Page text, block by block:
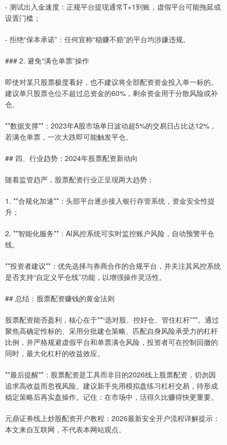
- 测试出入金速度：正规平台提现通常T+1到账，虚假平台可能拖延或
设置门槛；
- 拒绝“保本承诺”：任何宣称“稳赚不赔”的平台均涉嫌违规。
### 2. 避免“满仓单票”操作
即使对某只股票极度看好，也不建议将全部配资资金投入单一标的。
建议单只股票仓位不超过总资金的60%，剩余资金用于分散风险或补
仓。
**数据支撑**：2023年A股市场单日波动超5%的交易日占比达12%，
若满仓单票，一次大跌即可能触发平仓。
## 四、行业趋势：2024年股票配资新动向
随着监管趋严，股票配资行业正呈现两大趋势：
1. **合规化加速**：头部平台逐步接入银行存管系统，资金安全性提
升；
2. **智能化服务**：AI风控系统可实时监控账户风险，自动预警平仓
线。
**投资者建议**：优先选择与券商合作的合规平台，并关注其风控系统
是否支持“自定义平仓线”功能，以增强操作灵活性。
## 总结：股票配资赚钱的黄金法则
股票配资能否盈利，核心在于**“选对股、控好仓、管住杠杆”**。通过
聚焦高确定性标的、采用分批建仓策略、匹配自身风险承受力的杠杆
比例，并严格规避虚假平台和单票满仓风险，投资者可在控制回撤的
同时，最大化杠杆的收益效应。
**最后提醒**：股票配资是工具而非目的2026线上股票配资，切勿因
追求高收益而忽视风险。建议新手先用模拟盘练习杠杆交易，待形成
稳定策略后再实盘操作。记住：在市场中，活得久比赚得快更重要。
元鼎证券线上炒股配资开户教程：2026最新安全开户流程详解提示：
本文来自互联网，不代表本网站观点。